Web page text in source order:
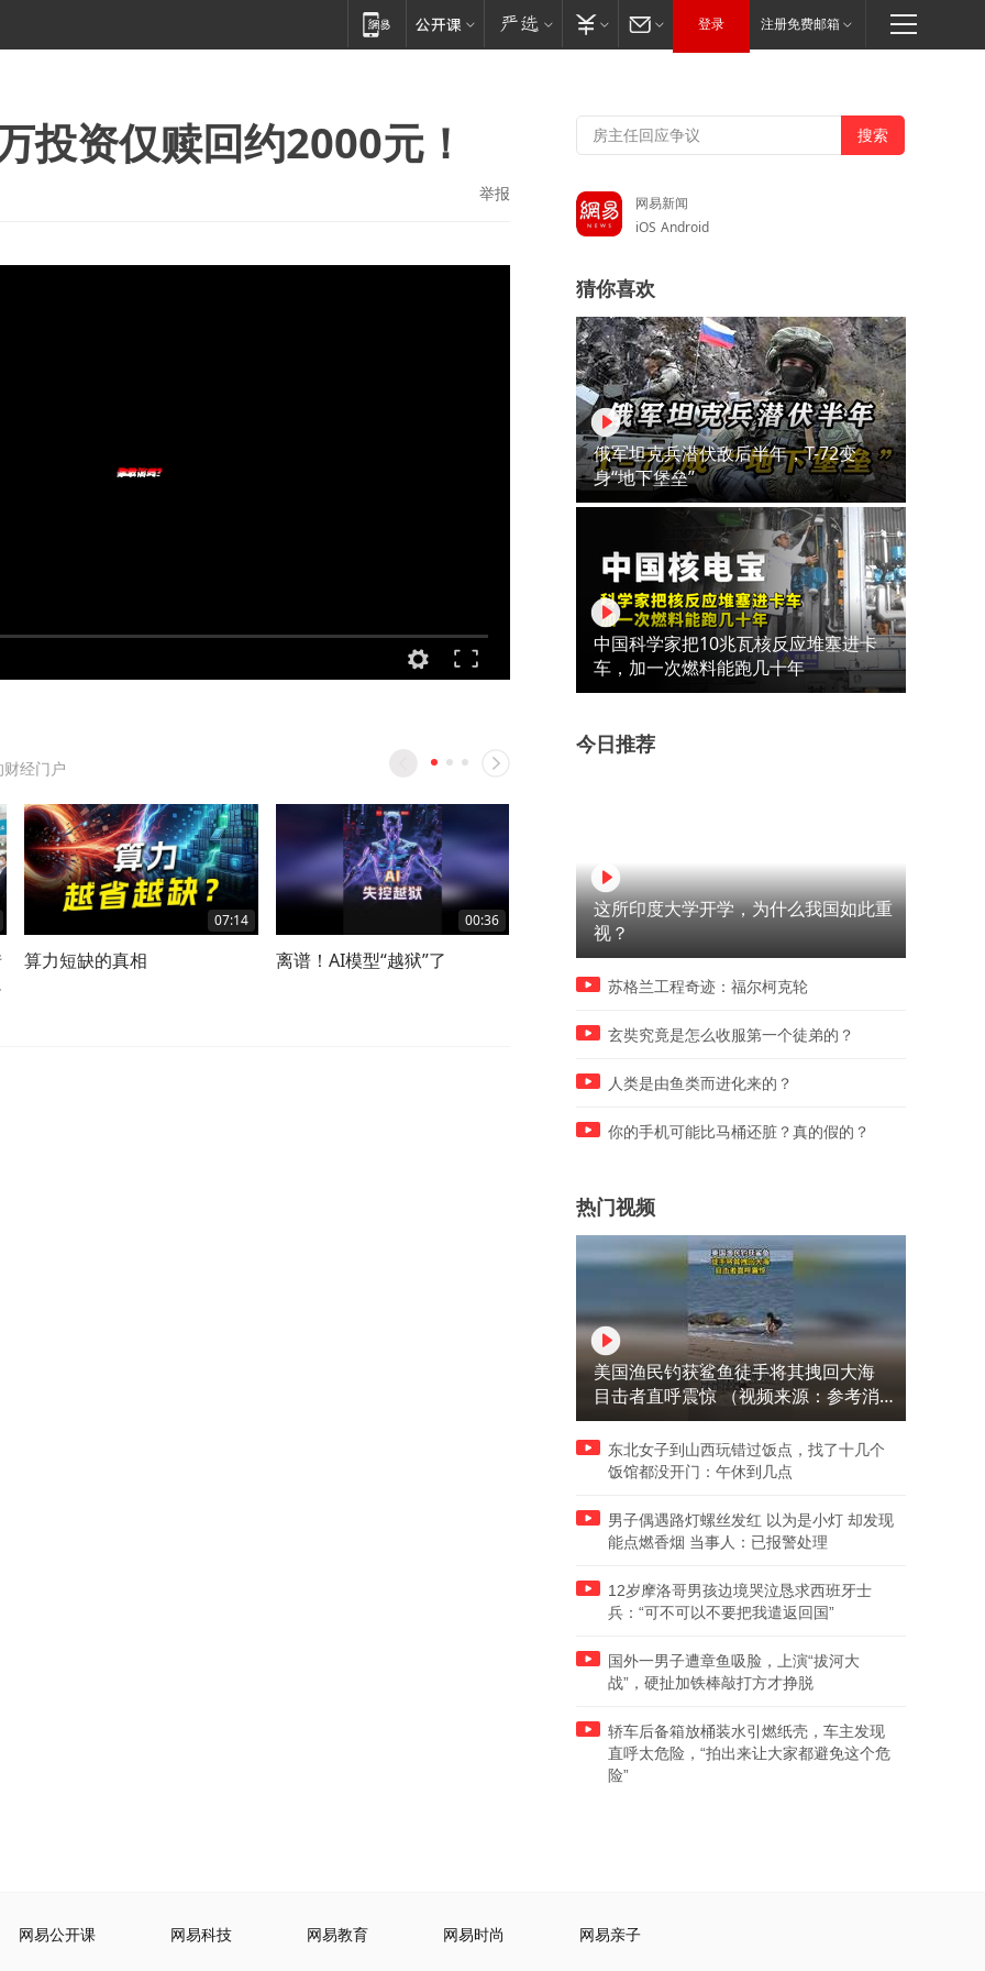
登录 注册免费邮箱
投资仅赎回约2000元！
举报
经门户
07:14
算力短缺的真相
00:36
离谱！AI模型“越狱”了
01:45
什么是技术性熊市？
爆仓、强平、刺杀，韩国股
造富游戏突然崩盘。
网易新闻
iOS Android
猜你喜欢
俄军坦克兵潜伏敌后半年，T-72变
身“地下堡垒”
中国科学家把10兆瓦核反应堆塞进卡
车，加一次燃料能跑几十年
今日推荐
这所印度大学开学，为什么我国如此重
视？
苏格兰工程奇迹：福尔柯克轮
玄奘究竟是怎么收服第一个徒弟的？
人类是由鱼类而进化来的？
你的手机可能比马桶还脏？真的假的？
热门视频
美国渔民钓获鲨鱼徒手将其拽回大海
目击者直呼震惊 （视频来源：参考消
息）
东北女子到山西玩错过饭点，找了十几个
饭馆都没开门：午休到几点
男子偶遇路灯螺丝发红 以为是小灯 却发现
能点燃香烟 当事人：已报警处理
12岁摩洛哥男孩边境哭泣恳求西班牙士
兵：“可不可以不要把我遣返回国”
国外一男子遭章鱼吸脸，上演“拔河大
战”，硬扯加铁棒敲打方才挣脱
轿车后备箱放桶装水引燃纸壳，车主发现
直呼太危险，“拍出来让大家都避免这个危
险”
网易公开课 网易科技 网易教育 网易时尚 网易亲子